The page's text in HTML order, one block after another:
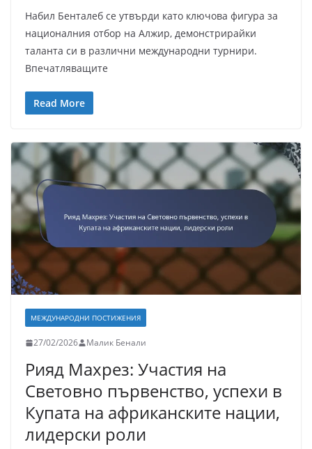
Набил Бенталеб се утвърди като ключова фигура за
националния отбор на Алжир, демонстрирайки
таланта си в различни международни турнири.
Впечатляващите
Read More
МЕЖДУНАРОДНИ ПОСТИЖЕНИЯ
27/02/2026 Малик Бенали
Рияд Махрез: Участия на
Световно първенство, успехи в
Купата на африканските нации,
лидерски роли